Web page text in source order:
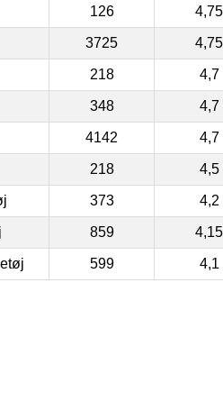
126 4,75
3725 4,75
218 4,7
348 4,7
4142 4,7
218 4,5
373 4,2
859 4,15
599 4,1